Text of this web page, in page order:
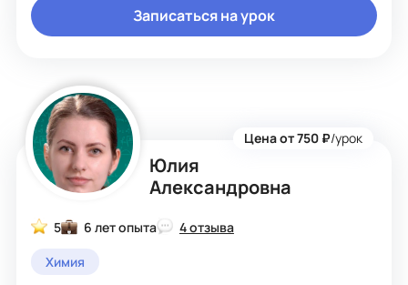
Методика преподавания:
- Объясняю материал доступным и понятным языком
- Адаптирую занятия под уровень и цели ученика
Записаться на урок
Юлия
Александровна
Цена от 750 ₽/урок
5 6 лет опыта
4 отзыва
Химия